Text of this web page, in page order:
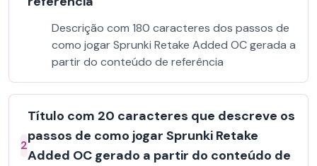
Descrição com 180 caracteres dos passos de
como jogar Sprunki Retake Added OC gerada a
partir do conteúdo de referência
2
Título com 20 caracteres que descreve os
passos de como jogar Sprunki Retake
Added OC gerado a partir do conteúdo de